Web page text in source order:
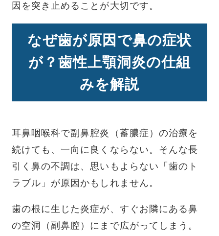
因を突き止めることが大切です。
なぜ歯が原因で鼻の症状
が？歯性上顎洞炎の仕組
みを解説
耳鼻咽喉科で副鼻腔炎（蓄膿症）の治療を
続けても、一向に良くならない。そんな長
引く鼻の不調は、思いもよらない「歯のト
ラブル」が原因かもしれません。
歯の根に生じた炎症が、すぐお隣にある鼻
の空洞（副鼻腔）にまで広がってしまう。